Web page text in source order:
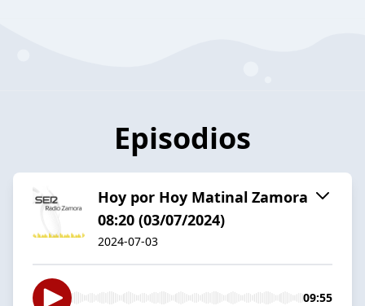
Episodios
Hoy por Hoy Matinal Zamora
08:20 (03/07/2024)
2024-07-03
09:55